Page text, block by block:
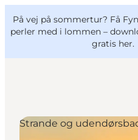
På vej på sommertur? Få
perler med i lommen –
gratis her.
Oplevelser
VisitFyn
Deutsch
Strande og